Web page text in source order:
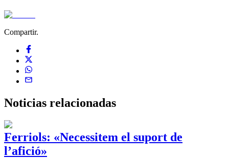
Compartir.
Noticias relacionadas
Ferriols: «Necessitem el suport de
l’afició»